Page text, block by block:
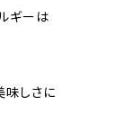
ギーは
味しさに